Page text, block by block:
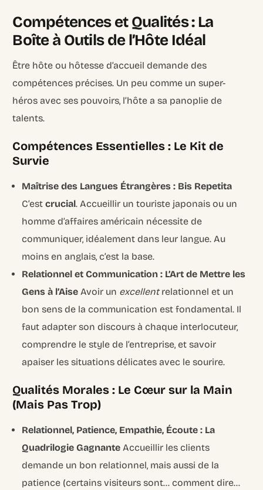
Compétences et Qualités : La
Boîte à Outils de l’Hôte Idéal
Être hôte ou hôtesse d’accueil demande des
compétences précises. Un peu comme un super-
héros avec ses pouvoirs, l’hôte a sa panoplie de
talents.
Compétences Essentielles : Le Kit de
Survie
Maîtrise des Langues Étrangères : Bis Repetita
C’estcrucial. Accueillir un touriste japonais ou un
homme d’affaires américain nécessite de
communiquer, idéalement dans leur langue. Au
moins en anglais, c’est la base.
Relationnel et Communication : L’Art de Mettre les
Gens à l’Aise Avoir un excellentrelationnel et un
bon sens de la communication est fondamental. Il
faut adapter son discours à chaque interlocuteur,
comprendre le style de l’entreprise, et savoir
apaiser les situations délicates avec le sourire.
Qualités Morales : Le Cœur sur la Main
(Mais Pas Trop)
Relationnel, Patience, Empathie, Écoute : La
Quadrilogie Gagnante Accueillir les clients
demande un bon relationnel, mais aussi de la
patience (certains visiteurs sont… comment dire…